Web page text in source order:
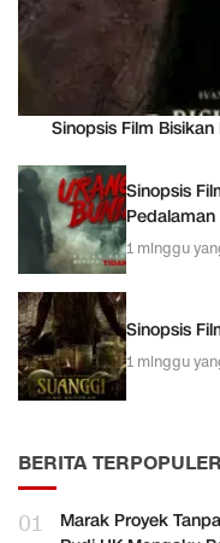
Sinopsis Film
Sinopsis
1 minggu
Sinopsis
1 minggu
BERITA TERPOPULER
01
Marak Proyek